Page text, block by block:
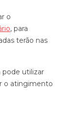
o
, para
terão nas
pode utilizar
o atingimento